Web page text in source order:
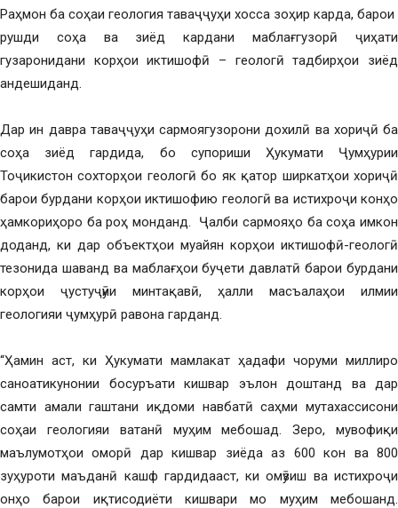
Раҳмон ба соҳаи геология таваҷҷуҳи хосса зоҳир карда, барои
рушди соҳа ва зиёд кардани маблағгузорӣ ҷиҳати
гузаронидани корҳои иктишофӣ – геологӣ тадбирҳои зиёд
андешиданд.
Дар ин давра таваҷҷуҳи сармоягузорони дохилӣ ва хориҷӣ ба
соҳа зиёд гардида, бо супориши Ҳукумати Ҷумҳурии
Тоҷикистон сохторҳои геологӣ бо як қатор ширкатҳои хориҷӣ
барои бурдани корҳои иктишофию геологӣ ва истихроҷи конҳо
ҳамкориҳоро ба роҳ монданд. Ҷалби сармояҳо ба соҳа имкон
доданд, ки дар объектҳои муайян корҳои иктишофӣ-геологӣ
тезонида шаванд ва маблағҳои буҷети давлатӣ барои бурдани
корҳои ҷустуҷӯии минтақавӣ, ҳалли масъалаҳои илмии
геологияи ҷумҳурӣ равона гарданд.
“Ҳамин аст, ки Ҳукумати мамлакат ҳадафи чоруми миллиро
саноатикунонии босуръати кишвар эълон доштанд ва дар
самти амали гаштани иқдоми навбатӣ саҳми мутахассисони
соҳаи геологияи ватанӣ муҳим мебошад. Зеро, мувофиқи
маълумотҳои оморӣ дар кишвар зиёда аз 600 кон ва 800
зуҳуроти маъданӣ кашф гардидааст, ки омӯзиш ва истихроҷи
онҳо барои иқтисодиёти кишвари мо муҳим мебошанд.